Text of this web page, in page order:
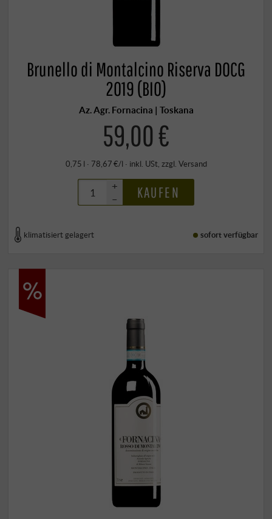
Brunello di Montalcino Riserva DOCG
2019 (BIO)
Az. Agr. Fornacina | Toskana
59,00 €
0,75 l · 78,67 €/l · inkl. USt, zzgl. Versand
+
–
KAUFEN
klimatisiert gelagert sofort verfügbar